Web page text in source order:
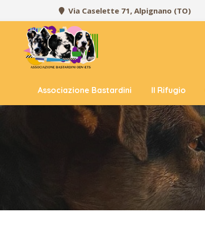
Via Caselette 71, Alpignano (TO)
Associazione Bastardini Il Rifugio